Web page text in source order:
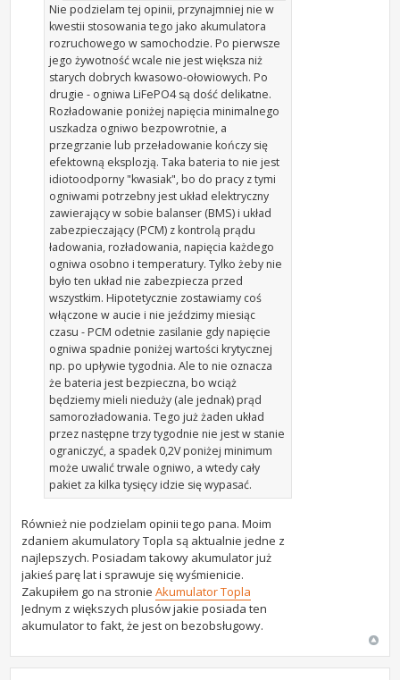
Nie podzielam tej opinii, przynajmniej nie w
kwestii stosowania tego jako akumulatora
rozruchowego w samochodzie. Po pierwsze
jego żywotność wcale nie jest większa niż
starych dobrych kwasowo-ołowiowych. Po
drugie - ogniwa LiFePO4 są dość delikatne.
Rozładowanie poniżej napięcia minimalnego
uszkadza ogniwo bezpowrotnie, a
przegrzanie lub przeładowanie kończy się
efektowną eksplozją. Taka bateria to nie jest
idiotoodporny "kwasiak", bo do pracy z tymi
ogniwami potrzebny jest układ elektryczny
zawierający w sobie balanser (BMS) i układ
zabezpieczający (PCM) z kontrolą prądu
ładowania, rozładowania, napięcia każdego
ogniwa osobno i temperatury. Tylko żeby nie
było ten układ nie zabezpiecza przed
wszystkim. Hipotetycznie zostawiamy coś
włączone w aucie i nie jeździmy miesiąc
czasu - PCM odetnie zasilanie gdy napięcie
ogniwa spadnie poniżej wartości krytycznej
np. po upływie tygodnia. Ale to nie oznacza
że bateria jest bezpieczna, bo wciąż
będziemy mieli nieduży (ale jednak) prąd
samorozładowania. Tego już żaden układ
przez następne trzy tygodnie nie jest w stanie
ograniczyć, a spadek 0,2V poniżej minimum
może uwalić trwale ogniwo, a wtedy cały
pakiet za kilka tysięcy idzie się wypasać.
Również nie podzielam opinii tego pana. Moim
zdaniem akumulatory Topla są aktualnie jedne z
najlepszych. Posiadam takowy akumulator już
jakieś parę lat i sprawuje się wyśmienicie.
Zakupiłem go na stronieAkumulator Topla
Jednym z większych plusów jakie posiada ten
akumulator to fakt, że jest on bezobsługowy.